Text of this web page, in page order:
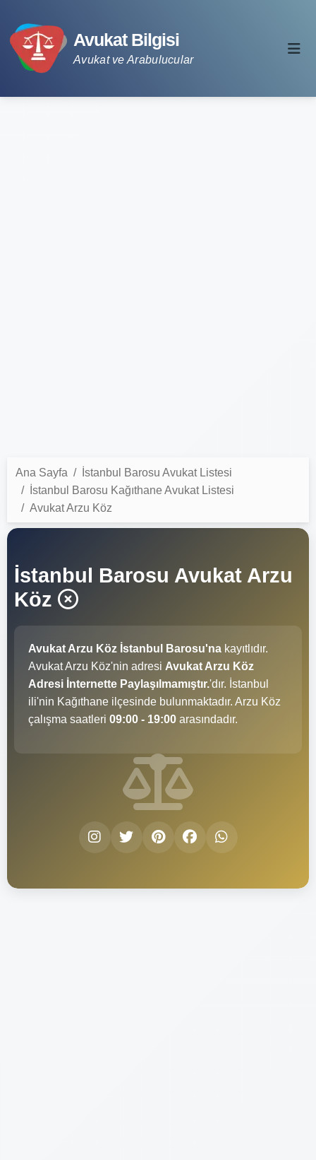
Avukat Bilgisi
Avukat ve Arabulucular
Ana Sayfa
İstanbul Barosu Avukat Listesi
İstanbul Barosu Kağıthane Avukat Listesi
Avukat Arzu Köz
İstanbul Barosu Avukat Arzu
Köz
Avukat Arzu Köz İstanbul Barosu'na kayıtlıdır.
Avukat Arzu Köz'nin adresi Avukat Arzu Köz
Adresi İnternette Paylaşılmamıştır.'dır. İstanbul
ili'nin Kağıthane ilçesinde bulunmaktadır. Arzu Köz
çalışma saatleri 09:00 - 19:00 arasındadır.